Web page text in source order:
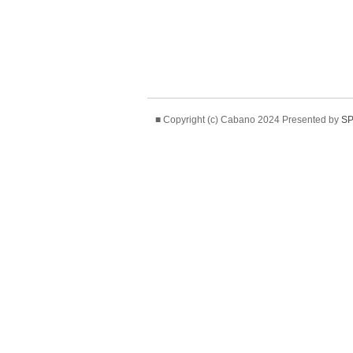
■ Copyright (c) Cabano 2024 Presented by